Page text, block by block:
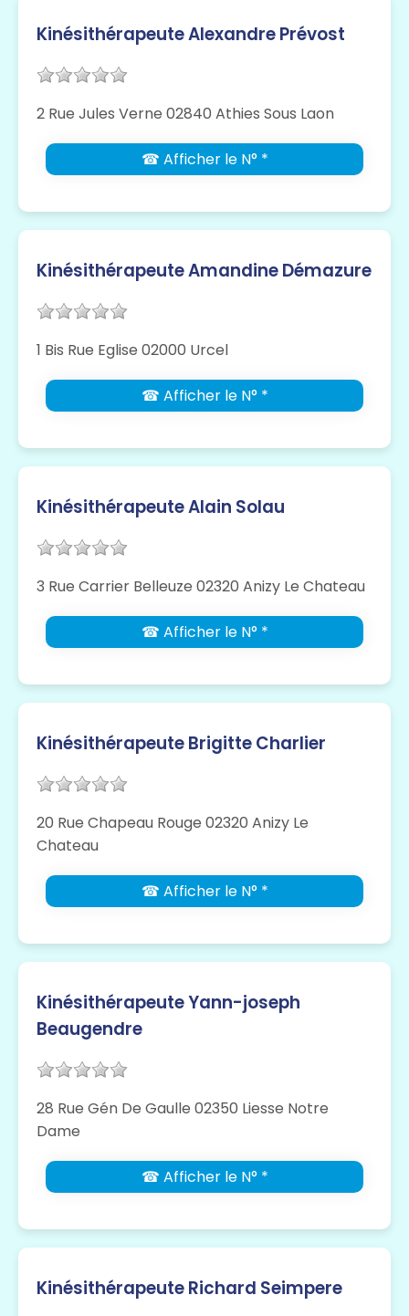
Kinésithérapeute Alexandre Prévost
2 Rue Jules Verne 02840 Athies Sous Laon
☎ Afficher le N° *
Kinésithérapeute Amandine Démazure
1 Bis Rue Eglise 02000 Urcel
☎ Afficher le N° *
Kinésithérapeute Alain Solau
3 Rue Carrier Belleuze 02320 Anizy Le Chateau
☎ Afficher le N° *
Kinésithérapeute Brigitte Charlier
20 Rue Chapeau Rouge 02320 Anizy Le
Chateau
☎ Afficher le N° *
Kinésithérapeute Yann-joseph
Beaugendre
28 Rue Gén De Gaulle 02350 Liesse Notre
Dame
☎ Afficher le N° *
Kinésithérapeute Richard Seimpere